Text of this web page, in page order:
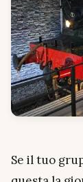
Se il tuo